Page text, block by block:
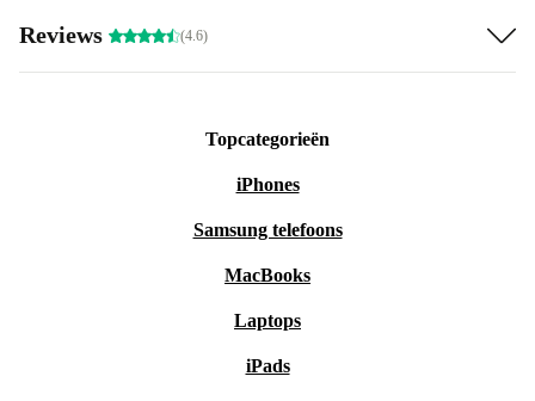
Reviews (4.6)
Topcategorieën
iPhones
Samsung telefoons
MacBooks
Laptops
iPads